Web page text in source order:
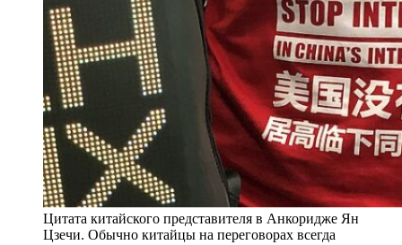
Цитата китайского представителя в Анкоридже Ян
Цзечи. Обычно китайцы на переговорах всегда